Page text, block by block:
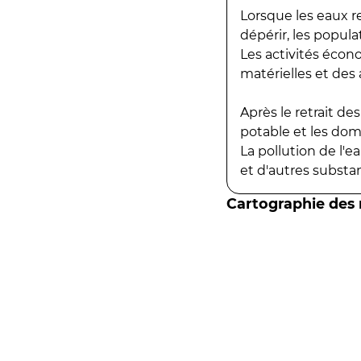
Lorsque les eaux
dépérir, les
Les activités
matérielles et des
Après le retrait
potable et les
La pollution de
et d'autres
Cartographie